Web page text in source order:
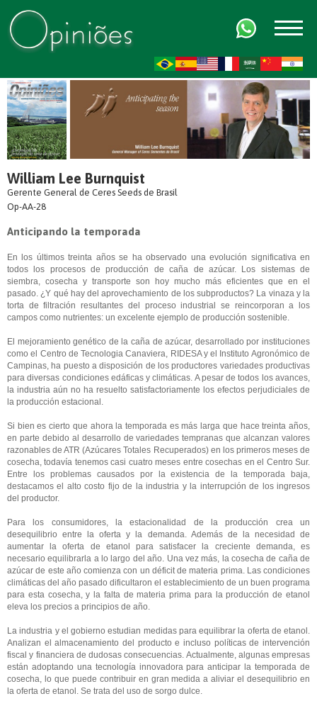
William Lee Burnquist
Gerente General de Ceres Seeds de Brasil
Op-AA-28
Anticipando la temporada
En los últimos treinta años se ha observado una evolución significativa en
todos los procesos de producción de caña de azúcar. Los sistemas de
siembra, cosecha y transporte son hoy mucho más eficientes que en el
pasado. ¿Y qué hay del aprovechamiento de los subproductos? La vinaza y la
torta de filtración resultantes del proceso industrial se reincorporan a los
campos como nutrientes: un excelente ejemplo de producción sostenible.
El mejoramiento genético de la caña de azúcar, desarrollado por instituciones
como el Centro de Tecnologia Canaviera, RIDESA y el Instituto Agronómico de
Campinas, ha puesto a disposición de los productores variedades productivas
para diversas condiciones edáficas y climáticas. A pesar de todos los avances,
la industria aún no ha resuelto satisfactoriamente los efectos perjudiciales de
la producción estacional.
Si bien es cierto que ahora la temporada es más larga que hace treinta años,
en parte debido al desarrollo de variedades tempranas que alcanzan valores
razonables de ATR (Azúcares Totales Recuperados) en los primeros meses de
cosecha, todavía tenemos casi cuatro meses entre cosechas en el Centro Sur.
Entre los problemas causados ​​por la existencia de la temporada baja,
destacamos el alto costo fijo de la industria y la interrupción de los ingresos
del productor.
Para los consumidores, la estacionalidad de la producción crea un
desequilibrio entre la oferta y la demanda. Además de la necesidad de
aumentar la oferta de etanol para satisfacer la creciente demanda, es
necesario equilibrarla a lo largo del año. Una vez más, la cosecha de caña de
azúcar de este año comienza con un déficit de materia prima. Las condiciones
climáticas del año pasado dificultaron el establecimiento de un buen programa
para esta cosecha, y la falta de materia prima para la producción de etanol
eleva los precios a principios de año.
La industria y el gobierno estudian medidas para equilibrar la oferta de etanol.
Analizan el almacenamiento del producto e incluso políticas de intervención
fiscal y financiera de dudosas consecuencias. Actualmente, algunas empresas
están adoptando una tecnología innovadora para anticipar la temporada de
cosecha, lo que puede contribuir en gran medida a aliviar el desequilibrio en
la oferta de etanol. Se trata del uso de sorgo dulce.